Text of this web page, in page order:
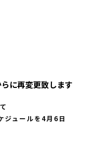
に再変更致します
ジュールを4月6日